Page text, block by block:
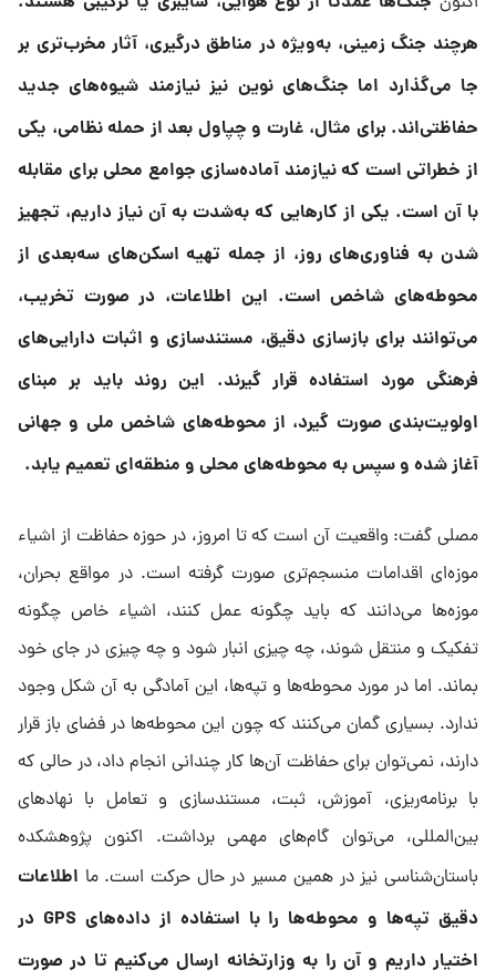
هرچند جنگ زمینی، به‌ویژه در مناطق درگیری، آثار مخرب‌تری بر
جا می‌گذارد اما جنگ‌های نوین نیز نیازمند شیوه‌های جدید
حفاظتی‌اند. برای مثال، غارت و چپاول بعد از حمله نظامی، یکی
از خطراتی است که نیازمند آماده‌سازی جوامع محلی برای مقابله
با آن است. یکی از کارهایی که به‌شدت به آن نیاز داریم، تجهیز
شدن به فناوری‌های روز، از جمله تهیه اسکن‌های سه‌بعدی از
محوطه‌های شاخص است. این اطلاعات، در صورت تخریب،
می‌توانند برای بازسازی دقیق، مستندسازی و اثبات دارایی‌های
فرهنگی مورد استفاده قرار گیرند. این روند باید بر مبنای
اولویت‌بندی صورت گیرد، از محوطه‌های شاخص ملی و جهانی
آغاز شده و سپس به محوطه‌های محلی و منطقه‌ای تعمیم یابد.
مصلی گفت: واقعیت آن است که تا امروز، در حوزه حفاظت از اشیاء
موزه‌ای اقدامات منسجم‌تری صورت گرفته است. در مواقع بحران،
موزه‌ها می‌دانند که باید چگونه عمل کنند، اشیاء خاص چگونه
تفکیک و منتقل شوند، چه چیزی انبار شود و چه چیزی در جای خود
بماند. اما در مورد محوطه‌ها و تپه‌ها، این آمادگی به آن شکل وجود
ندارد. بسیاری گمان می‌کنند که چون این محوطه‌ها در فضای باز قرار
دارند، نمی‌توان برای حفاظت آن‌ها کار چندانی انجام داد، در حالی که
با برنامه‌ریزی، آموزش، ثبت، مستندسازی و تعامل با نهادهای
بین‌المللی، می‌توان گام‌های مهمی برداشت. اکنون پژوهشکده
باستان‌شناسی نیز در همین مسیر در حال حرکت است. ما اطلاعات
دقیق تپه‌ها و محوطه‌ها را با استفاده از داده‌های GPS در
اختیار داریم و آن را به وزارتخانه ارسال می‌کنیم تا در صورت